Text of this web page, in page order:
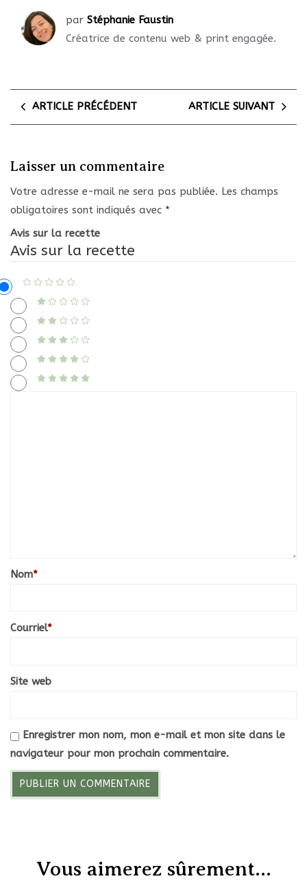
par Stéphanie Faustin
Créatrice de contenu web & print engagée.
ARTICLE PRÉCÉDENT ARTICLE SUIVANT
Laisser un commentaire
Votre adresse e-mail ne sera pas publiée. Les champs
obligatoires sont indiqués avec *
Avis sur la recette
Avis sur la recette
Nom*
Courriel*
Site web
Enregistrer mon nom, mon e-mail et mon site dans le
navigateur pour mon prochain commentaire.
Vous aimerez sûrement...